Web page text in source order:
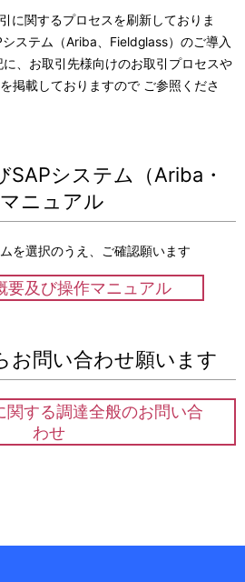
に関するプロセスを刷新しておりま
ステム（Ariba、Fieldglass）のご導入
、お取引先様向けのお取引プロセスや
掲載しておりますので ご参照くださ
SAPシステム（Ariba・
ニュアル
を選択のうえ、ご確認願います
要及び操作マニュアル
お問い合わせ願います
関する調達全般のお問い合
わせ